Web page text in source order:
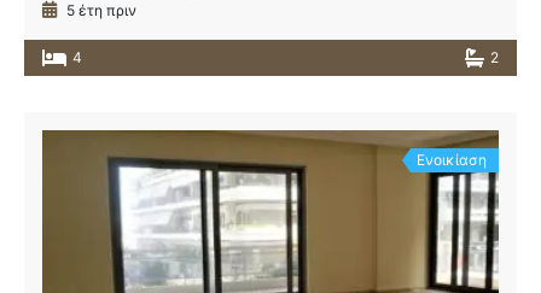
5 έτη πριν
4 2
Ενοικίαση